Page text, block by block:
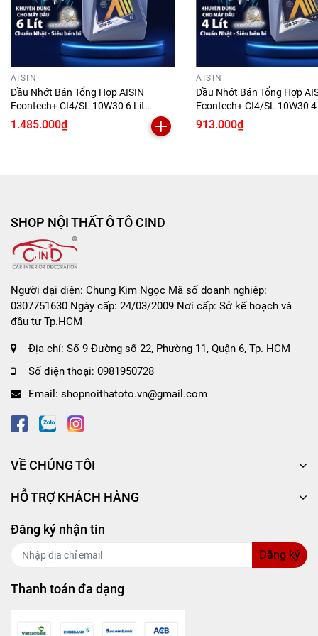
Giảm tình trạng nóng máy, khói đen, ì máy
Yên tâm sử dụng lâu dài với thương hiệu Nhật Bản uy tín
Không cần thay nhớt liên tục nhờ độ bền dầu cao
Phù hợp cho cả người am hiểu và người không rành kỹ
thuật – dễ sử dụng
thể hỏi thợ, gara, hoặc inbox để được tư vấn).
Dùng khi thay nhớt định kỳ, khoảng 5.000km tùy theo
điều kiện sử dụng.
Khi thay nhớt, nên thay luôn lọc nhớt để đảm bảo
Đổ trực tiếp vào khoang nhớt theo dung tích quy định
của xe.
Lưu ý kiểm tra mức nhớt bằng que thăm sau khi thay để
📦 Thông tin kỹ thuật:
Công nghệ sinh thái econTECH+ Tiết kiệm năng
Tiêu chuẩn: API CF4/SG
Dung tích: Theo từng mẫu mã (1L / 4L / 6L / 20L)
AISIN
Dầu Nhớt Bán Tổng Hợp AISIN
Econtech+ CI4/SL 10W30 6 Lít
ECSI1036PB
1.485.000₫
AISIN
Dầu Nhớt Bán Tổng Hợp
Econtech+ CI4/SL 10W30
ECSI1034PB
913.000₫
SHOP NỘI THẤT Ô TÔ CIND
Người đại diện: Chung Kim Ngọc Mã số doanh nghiệp:
0307751630 Ngày cấp: 24/03/2009 Nơi cấp: Sở kế hoạch và
đầu tư Tp.HCM
Địa chỉ: Số 9 Đường số 22, Phường 11, Quận 6, Tp. HCM
Số điện thoại: 0981950728
Email: shopnoithatoto.vn@gmail.com
VỀ CHÚNG TÔI
HỖ TRỢ KHÁCH HÀNG
Đăng ký nhận tin
Đăng ký
Thanh toán đa dạng